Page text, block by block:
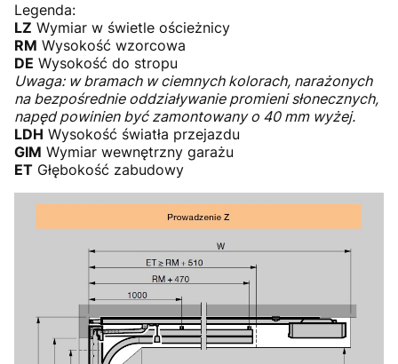
Legenda:
LZ Wymiar w świetle ościeżnicy
RM Wysokość wzorcowa
DE Wysokość do stropu
Uwaga: w bramach w ciemnych kolorach, narażonych
na bezpośrednie oddziaływanie promieni słonecznych,
napęd powinien być zamontowany o 40 mm wyżej.
LDH Wysokość światła przejazdu
GIM Wymiar wewnętrzny garażu
ET Głębokość zabudowy